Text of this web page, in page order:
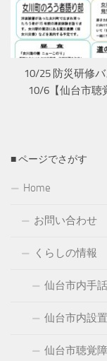
10/25 防災研修
10/6【仙台市聴
■ ページでさがす
Home
お問い合わせ
くらしの情報
仙台市内手
仙台市内設
仙台市聴覚